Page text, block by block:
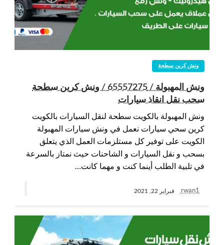
ونش كرين سطحة
ونش المهبولة / 65557275 / ونش كرين سطحة
سحب نقل انقاذ سيارات
ونش المهبولة بالكويت سطحة لنقل السيارات بالكويت
كرين سحي سيارات نعمل في ونش سيارات المهبولة
الكويت على توفير كل مستلزمات العمل الذي يتعلق
بسحب و نقل السيارات و الشاحنات حيث نمتاز بالسرعة
في تلبية الطلب أينما كنت و مهما كانت…
rwan1 فبراير 22, 2021